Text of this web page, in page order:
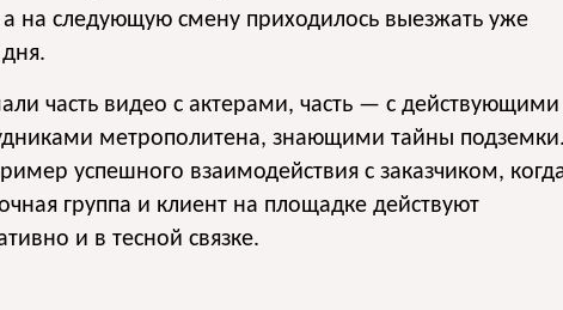
а на следующую смену приходилось выезжать уже
часть видео с актерами, часть — с действующими
метрополитена, знающими тайны
успешного взаимодействия с заказчиком,
группа и клиент на площадке действуют
и в тесной связке.